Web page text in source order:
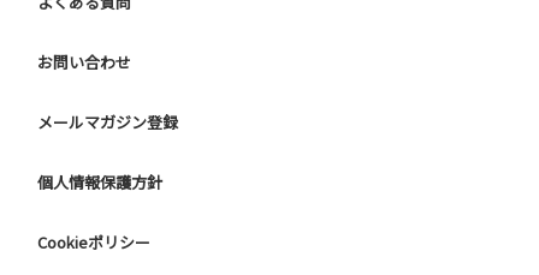
２．睡眠薬その他の薬物の使用により、他のお客様あるいは
３．当ゲストハウス内では当ゲストハウスの許可なしに、広
い。
５．ご予定の宿泊日数を変更なさる場合は、あらかじめフロ
払いをお願い申しあげます。
お問い合わせ
メールマガジン登録
個人情報保護方針
Cookieポリシー